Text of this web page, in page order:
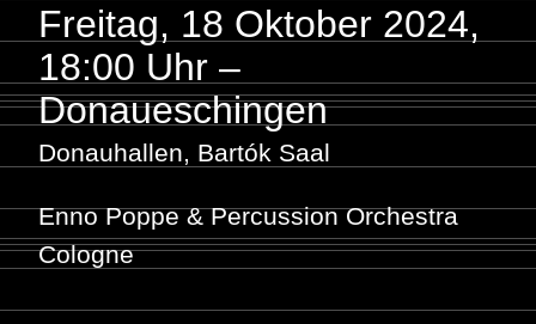
Freitag, 18 Oktober 2024,
18:00 Uhr –
Donaueschingen
Donauhallen, Bartók Saal
Enno Poppe & Percussion Orchestra
Cologne